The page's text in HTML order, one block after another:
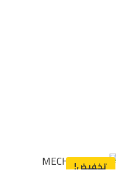
تخفيض!